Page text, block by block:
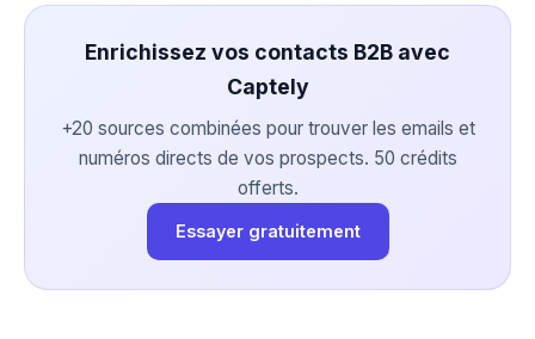
Enrichissez vos contacts B2B avec
Captely
+20 sources combinées pour trouver les emails et
numéros directs de vos prospects. 50 crédits
offerts.
Essayer gratuitement